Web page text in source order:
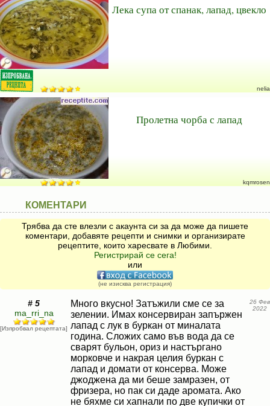
Лека супа от спанак, лапад, цвекло
nelia
Пролетна чорба с лапад
kqmrosen
КОМЕНТАРИ
Трябва да сте влезли с акаунта си за да може да пишете
коментари, добавяте рецепти и снимки и организирате
рецептите, които харесвате в Любими.
Регистрирай се сега!
или
(не изисква регистрация)
# 5
ma_rri_na
[Изпробвал рецептата]
Много вкусно! Затъжили сме се за
зелении. Имах консервиран запържен
лапад с лук в буркан от миналата
година. Сложих само във вода да се
сварят бульон, ориз и настъргано
морковче и накрая целия буркан с
лапад и домати от консерва. Може
джоджена да ми беше замразен, от
фризера, но пак си даде аромата. Ако
не бяхме си хапнали по две купички от
26 Фев
2022